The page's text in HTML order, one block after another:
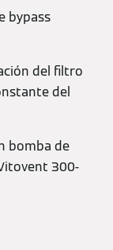
bypass
del filtro
del
bomba de
300-